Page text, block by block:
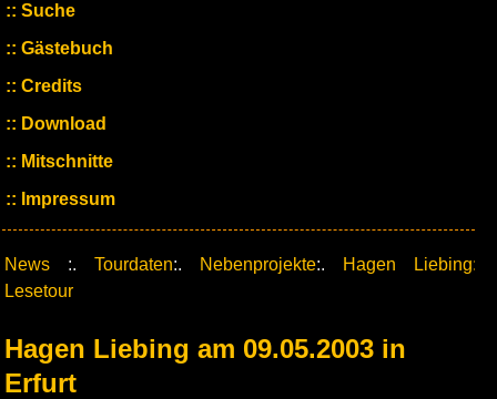
Suche
Gästebuch
Credits
Download
Mitschnitte
Impressum
News :. Tourdaten:. Nebenprojekte:.
Hagen Liebing:
Lesetour
Hagen Liebing am 09.05.2003 in
Erfurt